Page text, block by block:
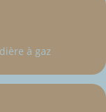
à gaz